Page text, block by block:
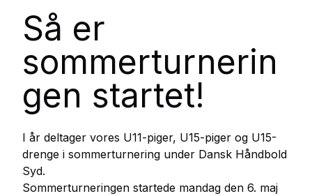
Så er
sommerturnerin
gen startet!
I år deltager vores U11-piger, U15-piger og U15-
drenge i sommerturnering under Dansk Håndbold
Syd.
Sommerturneringen startede mandag den 6. maj